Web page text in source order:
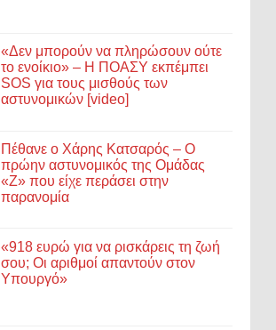
«Δεν μπορούν να πληρώσουν ούτε
το ενοίκιο» – Η ΠΟΑΣΥ εκπέμπει
SOS για τους μισθούς των
αστυνομικών [video]
Πέθανε ο Χάρης Κατσαρός – Ο
πρώην αστυνομικός της Ομάδας
«Ζ» που είχε περάσει στην
παρανομία
«918 ευρώ για να ρισκάρεις τη ζωή
σου; Οι αριθμοί απαντούν στον
Υπουργό»